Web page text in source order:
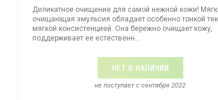
Деликатное очищение для самой нежной кожи!
очищающая эмульсия обладает особенно тонкой
мягкой консистенцией. Она бережно очищает кожу,
поддерживает ее естественн...
НЕТ В НАЛИЧИИ
не поступает c сентября 2022